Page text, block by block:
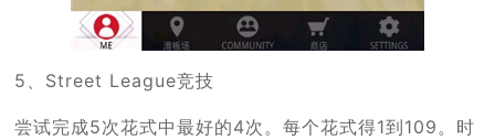
5、Street League竞技
尝试完成5次花式中最好的4次。每个花式得1到109。时